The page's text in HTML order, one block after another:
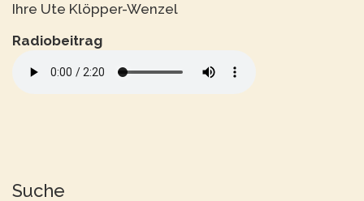
Ihre Ute Klöpper-Wenzel
Radiobeitrag
Suche